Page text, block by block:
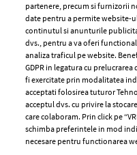
ELLE Style Awards
2024
Despre ELLE
Romania
Contact
Abonamente
partenere, precum si furnizorii
date pentru a permite website-
continutul si anunturile
dvs., pentru a va oferi
analiza traficul pe website.
GDPR in legatura cu
fi exercitate prin modalitatea
acceptati folosirea tuturor
acceptul dvs. cu privire la
care colaboram. Prin click pe
schimba preferintele in mod
necesare pentru functionarea